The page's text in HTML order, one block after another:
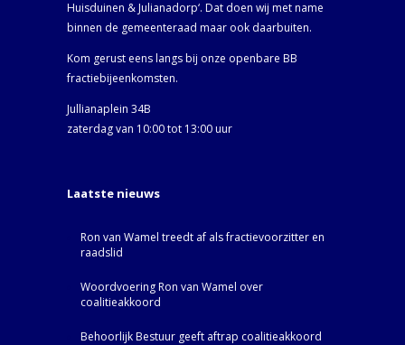
Huisduinen & Julianadorp‘. Dat doen wij met name
binnen de gemeenteraad maar ook daarbuiten.
Kom gerust eens langs bij onze openbare BB
fractiebijeenkomsten.
Jullianaplein 34B
zaterdag van 10:00 tot 13:00 uur
Laatste nieuws
Ron van Wamel treedt af als fractievoorzitter en
raadslid
Woordvoering Ron van Wamel over
coalitieakkoord
Behoorlijk Bestuur geeft aftrap coalitieakkoord